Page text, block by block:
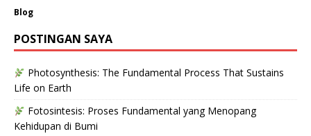
Blog
POSTINGAN SAYA
Photosynthesis: The Fundamental Process That Sustains
Life on Earth
Fotosintesis: Proses Fundamental yang Menopang
Kehidupan di Bumi